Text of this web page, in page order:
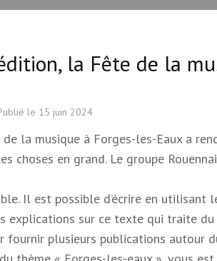
la Fête de la
le 15 juin 2024
la musique à Forges-les-Eaux a
choses en grand. Le groupe
Il est possible d’écrire en utilisant
explications sur ce texte qui traite
plusieurs publications autour